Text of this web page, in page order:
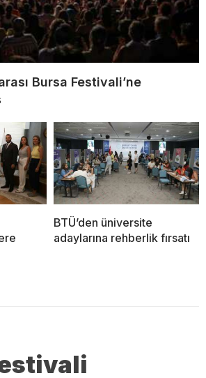
Bursa Festivali’ne
BTÜ’den üniversite
adaylarına rehberlik fırsatı